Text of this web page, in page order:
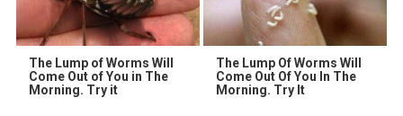
The Lump of Worms Will
Come Out of You in The
Morning. Try it
The Lump Of Worms Will
Come Out Of You In The
Morning. Try It